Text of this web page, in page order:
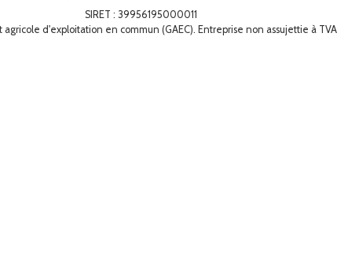
SIRET : 39956195000011
agricole d'exploitation en commun (GAEC). Entreprise non assujettie à TVA